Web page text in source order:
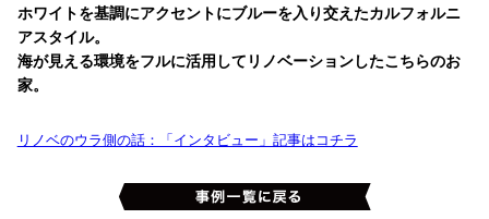
ホワイトを基調にアクセントにブルーを入り交えたカルフォルニ
アスタイル。
海が見える環境をフルに活用してリノベーションしたこちらのお
家。
リノベのウラ側の話：「インタビュー」記事はコチラ